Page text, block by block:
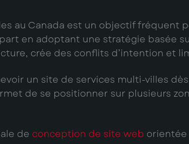
au Canada est un objectif fréquent
en adoptant une stratégie basée
crée des conflits d’intention et
un site de services multi-villes
de se positionner sur plusieurs
de conception de site web